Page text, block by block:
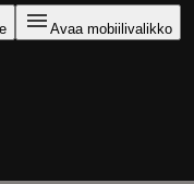
Avaa mobiilivalikko